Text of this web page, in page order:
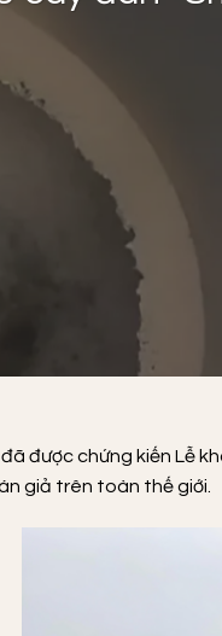
được chứng kiến Lễ
giả trên toàn thế giới.